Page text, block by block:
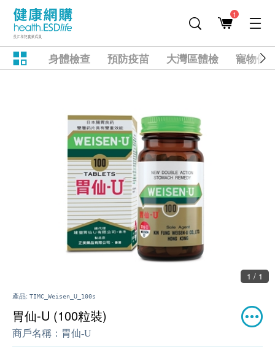
1
身體檢查 預防疫苗 大灣區體檢 寵物健
1 / 1
產品: TIMC_Weisen_U_100s
胃仙-U (100粒裝)
商戶名稱： 胃仙-U